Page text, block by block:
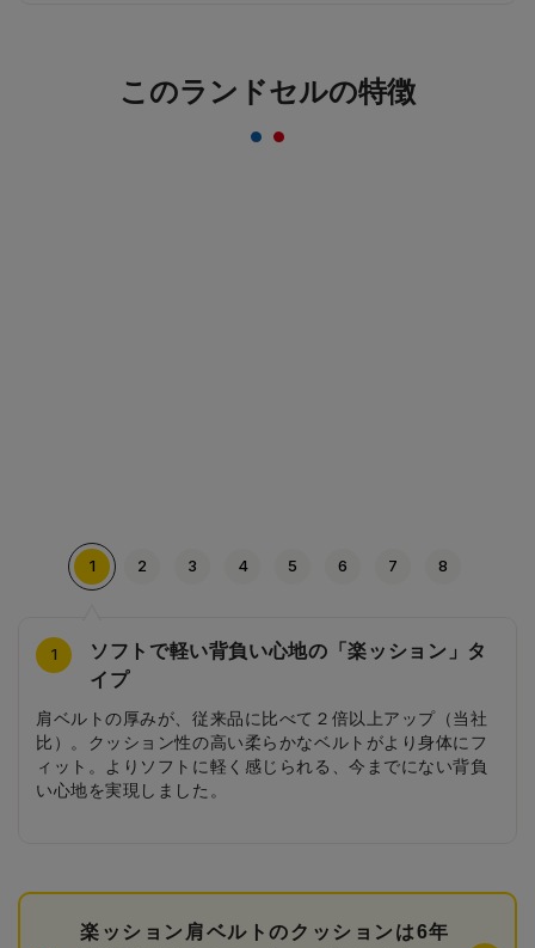
このランドセルの特徴
1
ソフトで軽い背負い心地の「楽ッション」タ
イプ
肩ベルトの厚みが、従来品に比べて２倍以上アップ（当社
比）。クッション性の高い柔らかなベルトがより身体にフ
ィット。よりソフトに軽く感じられる、今までにない背負
い心地を実現しました。
2 サイドのステッチ
ーと同色のステッチをデザインしました。
3 アクセントとなるバイカラー
ーをあしらい、大好きなカラーをポイントで取り入れたい
というお子さまのニーズにこたえました。
4 安ピカッ
のライトに反射してピカッと光る安ピカッを搭載。
5 かっこいいブラックの背当て
気性も抜群。お子さまの背中をいつも清潔に保てます。
6 底面にもカラフルなアクセントデザイン
トデザイン。
7 シンプルで丈夫な内装
く、長期間大切な教科書や文房具を守ります。
8 アクセントカラーの前ポケット
ドも大きく、見やすいつくりになっています。
1 2 3 4 5 6 7 8
楽ッション肩ベルトのクッションは6年